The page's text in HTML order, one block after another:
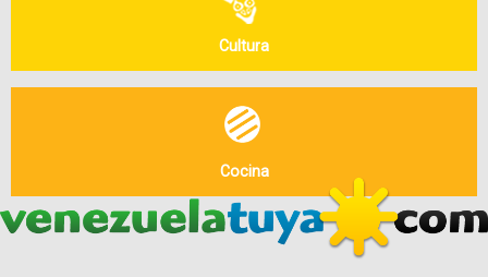
Cultura
Cocina